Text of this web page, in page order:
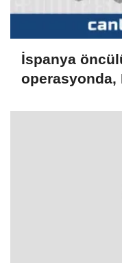
İspanya
operasyonda,